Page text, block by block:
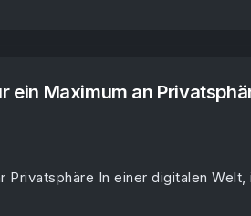
ein Maximum an
Privatsphäre In einer digitalen Welt,